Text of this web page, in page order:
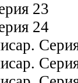
23
24